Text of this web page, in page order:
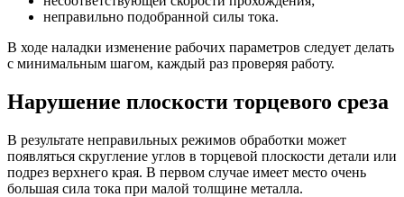
неправильно подобранной силы тока.
В ходе наладки изменение рабочих параметров следует делать
с минимальным шагом, каждый раз проверяя работу.
Нарушение плоскости торцевого среза
В результате неправильных режимов обработки может
появляться скругление углов в торцевой плоскости детали или
подрез верхнего края. В первом случае имеет место очень
большая сила тока при малой толщине металла.